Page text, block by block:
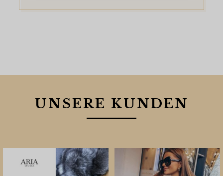
UNSERE KUNDEN